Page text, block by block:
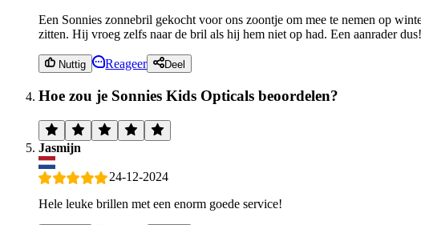
Een Sonnies zonnebril gekocht voor ons zoontje om mee te nemen op
zitten. Hij vroeg zelfs naar de bril als hij hem niet op had. Een aanrader dus!
Nuttig Reageer Deel
Hoe zou je Sonnies Kids Opticals beoordelen?
Jasmijn
24-12-2024
Hele leuke brillen met een enorm goede service!